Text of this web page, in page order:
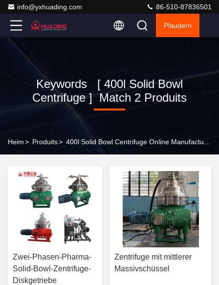
info@yxhuading.com 86-510-87836501
Plaudern
Keywords [ 400l Solid Bowl
Centrifuge ] Match 2 Produits
Heim> Produits>
Zwei-Phasen-Pharma-
Solid-Bowl-Zentrifuge-
Diskgetriebe
Zentrifuge mit mittlerer
Massivschüssel